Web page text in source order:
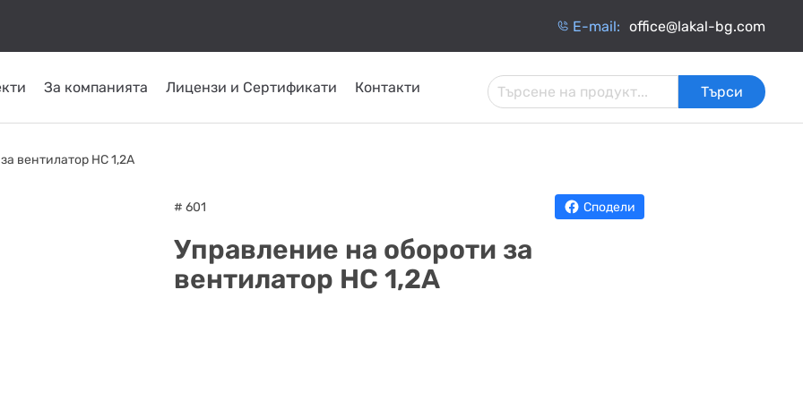
Е-mail: office@lakal-bg.com
ГОРЕЛКИ
За компанията Лицензи и Сертификати Контакти Търси
вентилатор HC 1,2A
# 601 Сподели
Управление на обороти за
вентилатор HC 1,2A